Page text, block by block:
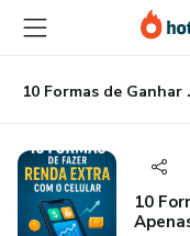
para
conteúdo
principal
para
pagamento
para
rodapé
10
10